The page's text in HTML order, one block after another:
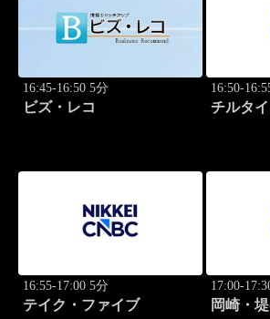
16:45-16:50 5分
ビズ・レコ
16:50-
チルタ
16:55-17:00 5分
テイク・ファイブ
17:00-
岡崎・